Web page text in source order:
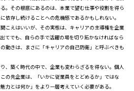
。その根底にあるのは、本業で望む仕事や役割を得ら
依存し続けることへの危機感であるかもしれない。
こえはいいが、その実態は、キャリアの主導権を企業
てでも、自らの手で活躍の場を切り拓かなければなら
動きは、まさに「キャリアの自己防衛」と呼ぶべきも
、築く時代の中で、企業も変わらざるを得ない。個人
の先企業は、「いかに従業員をとどめるか」ではな
力とは何か」をより一層考えていく必要がある。